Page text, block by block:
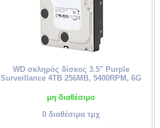
WD σκληρός δίσκος 3.5" Purple
Surveillance 4TB 256MB, 5400RPM, 6G
μη διαθέσιμο
0 διαθέσιμα τμχ